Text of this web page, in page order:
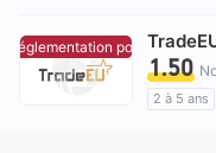
réglementation pour l'instant.
1.50
2 à 5 ans